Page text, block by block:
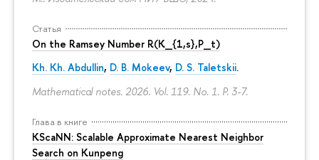
Статья
On the Ramsey Number R(K_{1,s},P_t)
Kh. Kh. Abdullin, D. B. Mokeev, D. S. Taletskii.
Mathematical notes. 2026. Vol. 119. No. 1. P. 3-7.
Глава в книге
KScaNN: Scalable Approximate Nearest Neighbor
Search on Kunpeng